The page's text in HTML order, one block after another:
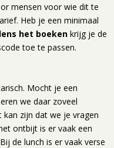
mensen voor wie dit te
Heb je een minimaal
het boeken krijg je de
toe te passen.
Mocht je een
we daar zoveel
zijn dat we je vragen
ontbijt is er vaak een
de lunch is er vaak verse